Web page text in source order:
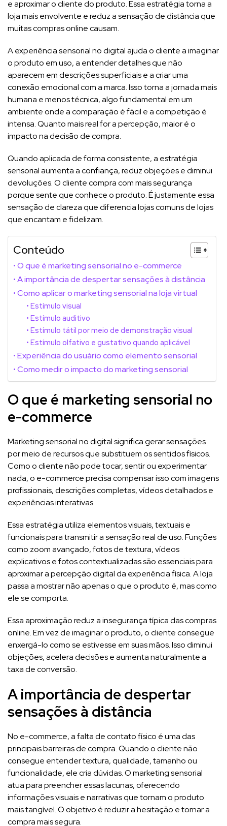
e aproximar o cliente do produto. Essa estratégia torna a
loja mais envolvente e reduz a sensação de distância que
muitas compras online causam.
A experiência sensorial no digital ajuda o cliente a imaginar
o produto em uso, a entender detalhes que não
aparecem em descrições superficiais e a criar uma
conexão emocional com a marca. Isso torna a jornada mais
humana e menos técnica, algo fundamental em um
ambiente onde a comparação é fácil e a competição é
intensa. Quanto mais real for a percepção, maior é o
impacto na decisão de compra.
Quando aplicada de forma consistente, a estratégia
sensorial aumenta a confiança, reduz objeções e diminui
devoluções. O cliente compra com mais segurança
porque sente que conhece o produto. É justamente essa
sensação de clareza que diferencia lojas comuns de lojas
que encantam e fidelizam.
Conteúdo
O que é marketing sensorial no e-commerce
A importância de despertar sensações à distância
Como aplicar o marketing sensorial na loja virtual
Estímulo visual
Estímulo auditivo
Estímulo tátil por meio de demonstração visual
Estímulo olfativo e gustativo quando aplicável
Experiência do usuário como elemento sensorial
Como medir o impacto do marketing sensorial
O que é marketing sensorial no
e-commerce
Marketing sensorial no digital significa gerar sensações
por meio de recursos que substituem os sentidos físicos.
Como o cliente não pode tocar, sentir ou experimentar
nada, o e-commerce precisa compensar isso com imagens
profissionais, descrições completas, vídeos detalhados e
experiências interativas.
Essa estratégia utiliza elementos visuais, textuais e
funcionais para transmitir a sensação real de uso. Funções
como zoom avançado, fotos de textura, vídeos
explicativos e fotos contextualizadas são essenciais para
aproximar a percepção digital da experiência física. A loja
passa a mostrar não apenas o que o produto é, mas como
ele se comporta.
Essa aproximação reduz a insegurança típica das compras
online. Em vez de imaginar o produto, o cliente consegue
enxergá-lo como se estivesse em suas mãos. Isso diminui
objeções, acelera decisões e aumenta naturalmente a
taxa de conversão.
A importância de despertar
sensações à distância
No e-commerce, a falta de contato físico é uma das
principais barreiras de compra. Quando o cliente não
consegue entender textura, qualidade, tamanho ou
funcionalidade, ele cria dúvidas. O marketing sensorial
atua para preencher essas lacunas, oferecendo
informações visuais e narrativas que tornam o produto
mais tangível. O objetivo é reduzir a hesitação e tornar a
compra mais segura.